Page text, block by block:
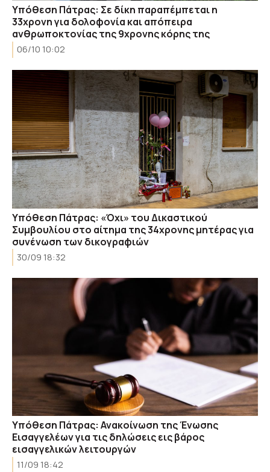
Υπόθεση Πάτρας: Σε δίκη παραπέμπεται η
33χρονη για δολοφονία και απόπειρα
ανθρωποκτονίας της 9χρονης κόρης της
06/10 10:02
Υπόθεση Πάτρας: «Όχι» του Δικαστικού
Συμβουλίου στο αίτημα της 34χρονης μητέρας για
συνένωση των δικογραφιών
30/09 18:32
Υπόθεση Πάτρας: Ανακοίνωση της Ένωσης
Εισαγγελέων για τις δηλώσεις εις βάρος
εισαγγελικών λειτουργών
11/09 18:42